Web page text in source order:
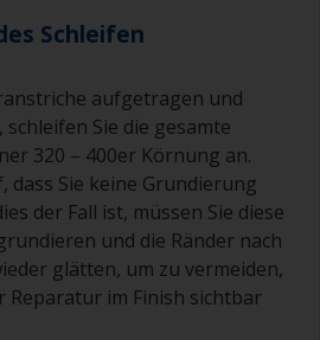
Schleifen
aufgetragen und
Sie die gesamte
320 – 400er Körnung an.
dass Sie keine Grundierung
der Fall ist, müssen Sie diese
und die Ränder nach
glätten, um zu vermeiden,
Reparatur im Finish sichtbar